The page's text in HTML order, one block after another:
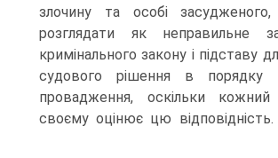
злочину та особі
розглядати як неправильне
кримінального закону і підставу
судового рішення в порядку
провадження, оскільки
своєму оцінює цю відповідність.